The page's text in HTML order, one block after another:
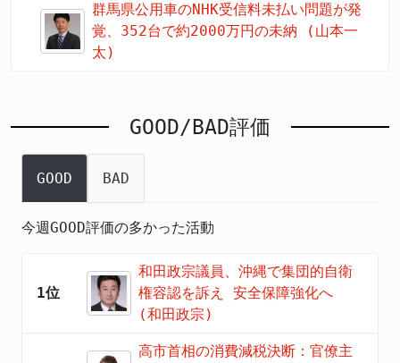
群馬県公用車のNHK受信料未払い問題が発
覚、352台で約2000万円の未納 (山本一
太)
GOOD/BAD評価
GOOD BAD
今週GOOD評価の多かった活動
1位
和田政宗議員、沖縄で集団的自衛
権容認を訴え 安全保障強化へ
(和田政宗)
高市首相の消費減税決断：官僚主